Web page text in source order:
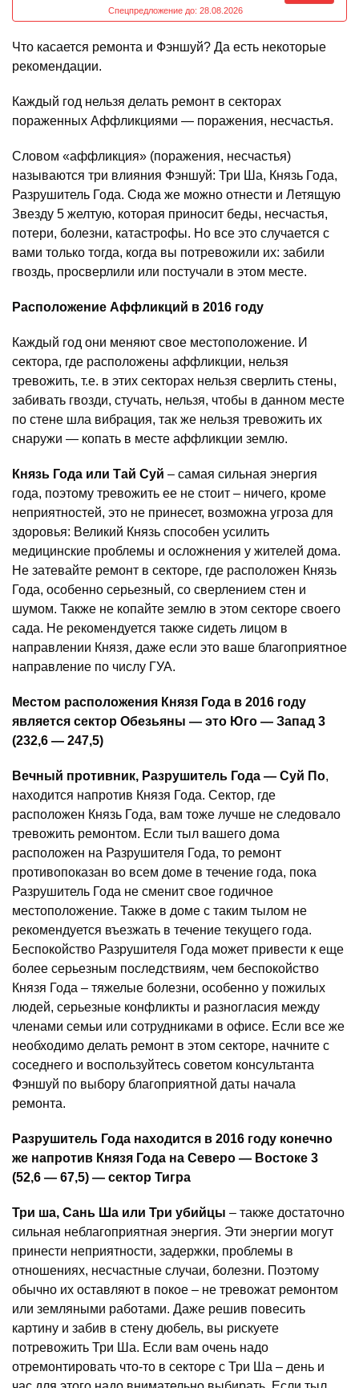
Спецпредложение до: 28.08.2026
Что касается ремонта и Фэншуй? Да есть некоторые
рекомендации.
Каждый год нельзя делать ремонт в секторах
пораженных Аффликциями — поражения, несчастья.
Словом «аффликция» (поражения, несчастья)
называются три влияния Фэншуй: Три Ша, Князь Года,
Разрушитель Года. Сюда же можно отнести и Летящую
Звезду 5 желтую, которая приносит беды, несчастья,
потери, болезни, катастрофы. Но все это случается с
вами только тогда, когда вы потревожили их: забили
гвоздь, просверлили или постучали в этом месте.
Расположение Аффликций в 2016 году
Каждый год они меняют свое местоположение. И
сектора, где расположены аффликции, нельзя
тревожить, т.е. в этих секторах нельзя сверлить стены,
забивать гвозди, стучать, нельзя, чтобы в данном месте
по стене шла вибрация, так же нельзя тревожить их
снаружи — копать в месте аффликции землю.
Князь Года или Тай Суй – самая сильная энергия
года, поэтому тревожить ее не стоит – ничего, кроме
неприятностей, это не принесет, возможна угроза для
здоровья: Великий Князь способен усилить
медицинские проблемы и осложнения у жителей дома.
Не затевайте ремонт в секторе, где расположен Князь
Года, особенно серьезный, со сверлением стен и
шумом. Также не копайте землю в этом секторе своего
сада. Не рекомендуется также сидеть лицом в
направлении Князя, даже если это ваше благоприятное
направление по числу ГУА.
Местом расположения Князя Года в 2016 году
является сектор Обезьяны — это Юго — Запад 3
(232,6 — 247,5)
Вечный противник, Разрушитель Года — Суй По,
находится напротив Князя Года. Сектор, где
расположен Князь Года, вам тоже лучше не следовало
тревожить ремонтом. Если тыл вашего дома
расположен на Разрушителя Года, то ремонт
противопоказан во всем доме в течение года, пока
Разрушитель Года не сменит свое годичное
местоположение. Также в доме с таким тылом не
рекомендуется въезжать в течение текущего года.
Беспокойство Разрушителя Года может привести к еще
более серьезным последствиям, чем беспокойство
Князя Года – тяжелые болезни, особенно у пожилых
людей, серьезные конфликты и разногласия между
членами семьи или сотрудниками в офисе. Если все же
необходимо делать ремонт в этом секторе, начните с
соседнего и воспользуйтесь советом консультанта
Фэншуй по выбору благоприятной даты начала
ремонта.
Разрушитель Года находится в 2016 году конечно
же напротив Князя Года на Северо — Востоке 3
(52,6 — 67,5) — сектор Тигра
Три ша, Сань Ша или Три убийцы – также достаточно
сильная неблагоприятная энергия. Эти энергии могут
принести неприятности, задержки, проблемы в
отношениях, несчастные случаи, болезни. Поэтому
обычно их оставляют в покое – не тревожат ремонтом
или земляными работами. Даже решив повесить
картину и забив в стену дюбель, вы рискуете
потревожить Три Ша. Если вам очень надо
отремонтировать что-то в секторе с Три Ша – день и